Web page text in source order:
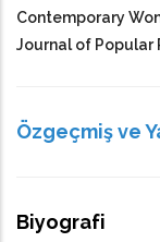
Contemporary
Journal of Popular
Özgeçmiş ve
Biyografi